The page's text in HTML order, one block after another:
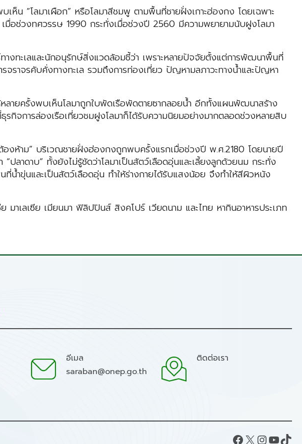
ห็น “โลมาเผือก” หรือโลมาสีชมพู ตามพื้นที่ชายฝั่งเกาะฮ่องกง โดยเฉพาะ
มื่อช่วงทศวรรษ 1990 กระทั่งเมื่อช่วงปี 2560 มีความพยายามนับฝูงโลมา
างทะเลและนักอนุรักษ์สิ่งแวดล้อมชี้ว่า เพราะหลายปัจจัยตั้งแต่การพัฒนาพื้นที่
ราจรคับคั่งทางทะเล รวมถึงการท่องเที่ยว ปัญหามลภาวะทางน้ำและปัญหา
ายครั้งพบเห็นโลมาถูกใบพัดเรือพัดตายซากลอยน้ำ อีกทั้งแผนพัฒนาสร้าง
จการล่องเรือเที่ยวชมฝูงโลมาก็ได้รับความนิยมอย่างมากตลอดช่วงหลายสิบ
องห้าม” บริเวณชายฝั่งฮ่องกงถูกพบครั้งแรกเมื่อช่วงปี พ.ศ.2180 โดยนายปี
ลาดาบ” ทั้งยังไม่รู้ชัดว่าโลมาเป็นสัตว์เลือดอุ่นและเลี้ยงลูกด้วยนม กระทั่ง
น้ำขุ่นและเป็นสัตว์เลือดอุ่น ทำให้ร่างกายได้รับแสงน้อย จึงทำให้สีผิวหนัง
เลเซีย เมียนมา ฟิลิปปินส์ สิงคโปร์ เวียดนาม และไทย หากินอาหารประเภท
อีเมล
saraban@onep.go.th
ติดต่อเรา
Facebook X InstagramYouTube TikTok